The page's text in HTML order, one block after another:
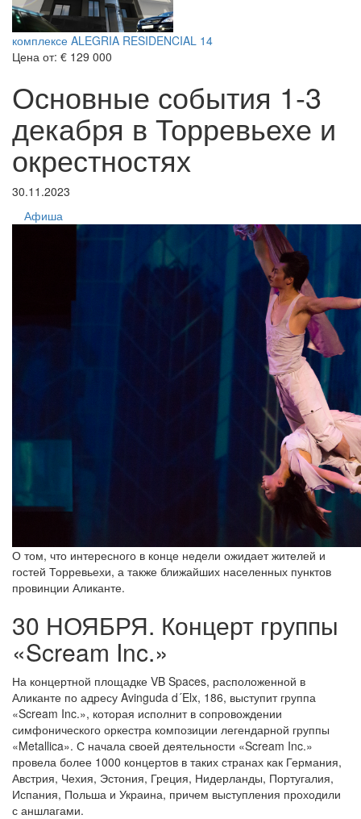
комплексе ALEGRIA RESIDENCIAL 14
Цена от: € 129 000
Основные события 1-3
декабря в Торревьехе и
окрестностях
30.11.2023
Афиша
О том, что интересного в конце недели ожидает жителей и
гостей Торревьехи, а также ближайших населенных пунктов
провинции Аликанте.
30 НОЯБРЯ. Концерт группы
«Scream Inc.»
На концертной площадке VB Spaces, расположенной в
Аликанте по адресу Avinguda d´Elx, 186, выступит группа
«Scream Inc.», которая исполнит в сопровождении
симфонического оркестра композиции легендарной группы
«Metallica». С начала своей деятельности «Scream Inc.»
провела более 1000 концертов в таких странах как Германия,
Австрия, Чехия, Эстония, Греция, Нидерланды, Португалия,
Испания, Польша и Украина, причем выступления проходили
с аншлагами.